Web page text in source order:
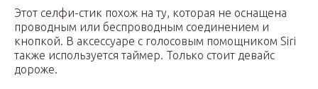
Этот селфи-стик похож на ту, которая не оснащена
проводным или беспроводным соединением и
кнопкой. В аксессуаре с голосовым помощником Siri
также используется таймер. Только стоит девайс
дороже.